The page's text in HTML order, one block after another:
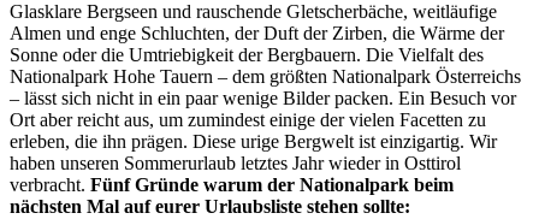
Glasklare Bergseen und rauschende Gletscherbäche, weitläufige
Almen und enge Schluchten, der Duft der Zirben, die Wärme der
Sonne oder die Umtriebigkeit der Bergbauern. Die Vielfalt des
Nationalpark Hohe Tauern – dem größten Nationalpark Österreichs
– lässt sich nicht in ein paar wenige Bilder packen. Ein Besuch vor
Ort aber reicht aus, um zumindest einige der vielen Facetten zu
erleben, die ihn prägen. Diese urige Bergwelt ist einzigartig. Wir
haben unseren Sommerurlaub letztes Jahr wieder in Osttirol
verbracht. Fünf Gründe warum der Nationalpark beim
nächsten Mal auf eurer Urlaubsliste stehen sollte: